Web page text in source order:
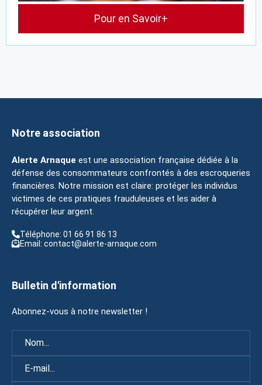
Pour en Savoir+
Notre association
Alerte Arnaque est une association française dédiée à la
défense des consommateurs confrontés à des escroqueries
financières. Notre mission est claire: protéger les individus
victimes de ces pratiques frauduleuses et les aider à
récupérer leur argent.
Téléphone: 01 66 91 86 13
Email: contact@alerte-arnaque.com
Bulletin d'information
Abonnez-vous à notre newsletter !